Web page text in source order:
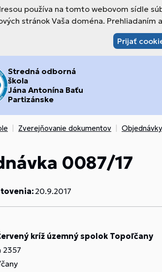
používa na tomto webovom sídle
stránok Vaša doména.
Prijať
Stredná odborná
škola
Jána Antonína Baťu
Partizánske
Zverejňovanie dokumentov Objednávky
0087/17
20.9.2017
kríž územný spolok Topoľčany
2357